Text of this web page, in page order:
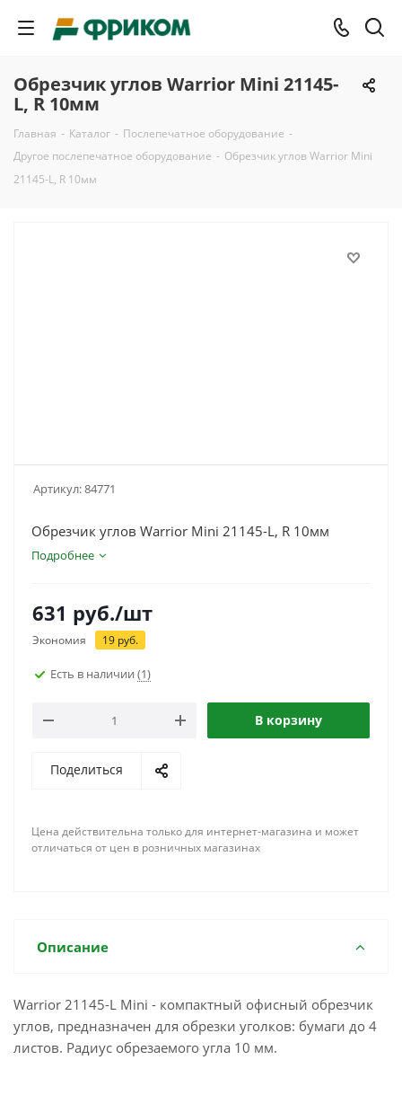
Обрезчик углов Warrior Mini 21145-
L, R 10мм
Главная - Каталог - Послепечатное оборудование -
Другое послепечатное оборудование - Обрезчик углов Warrior Mini
21145-L, R 10мм
Артикул:84771
Обрезчик углов Warrior Mini 21145-L, R 10мм
Подробнее
631 руб./шт
Экономия 19 руб.
Есть в наличии (1)
В корзину
Поделиться
Цена действительна только для интернет-магазина и может
отличаться от цен в розничных магазинах
Описание
Warrior 21145-L Mini - компактный офисный обрезчик
углов, предназначен для обрезки уголков: бумаги до 4
листов. Радиус обрезаемого угла 10 мм.